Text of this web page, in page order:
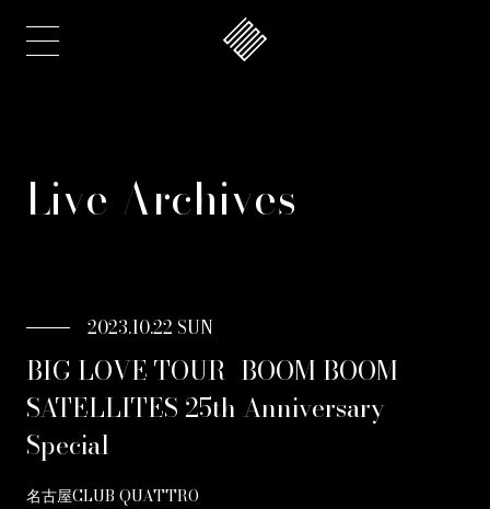
Live Archives
2023.10.22 SUN
BIG LOVE TOUR -BOOM BOOM
SATELLITES 25th Anniversary
Special-
名古屋CLUB QUATTRO